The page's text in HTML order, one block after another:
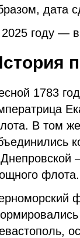
дата
году —
1783
В том же
флота.